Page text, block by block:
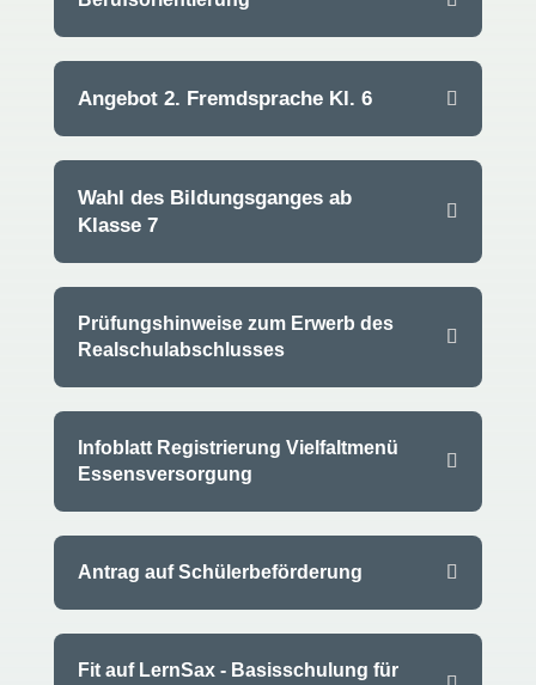
Angebot 2. Fremdsprache Kl. 6
Wahl des Bildungsganges ab
Klasse 7
Prüfungshinweise zum Erwerb des
Realschulabschlusses
Infoblatt Registrierung Vielfaltmenü
Essensversorgung
Antrag auf Schülerbeförderung
Fit auf LernSax - Basisschulung für